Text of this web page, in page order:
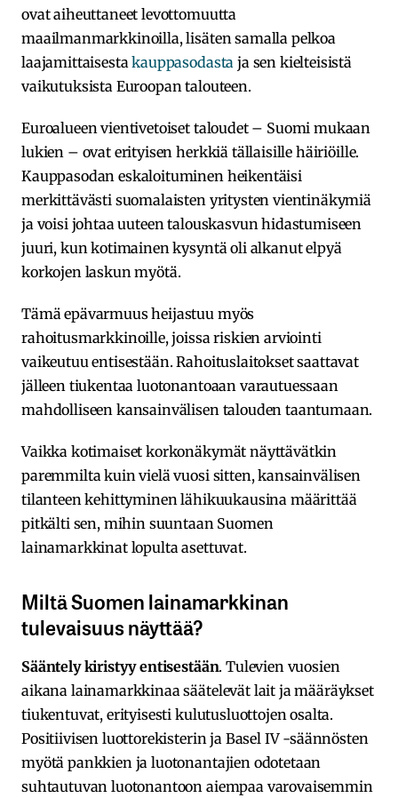
ovat aiheuttaneet levottomuutta
maailmanmarkkinoilla, lisäten samalla pelkoa
laajamittaisestakauppasodasta ja sen kielteisistä
vaikutuksista Euroopan talouteen.
Euroalueen vientivetoiset taloudet – Suomi mukaan
lukien – ovat erityisen herkkiä tällaisille häiriöille.
Kauppasodan eskaloituminen heikentäisi
merkittävästi suomalaisten yritysten vientinäkymiä
ja voisi johtaa uuteen talouskasvun hidastumiseen
juuri, kun kotimainen kysyntä oli alkanut elpyä
korkojen laskun myötä.
Tämä epävarmuus heijastuu myös
rahoitusmarkkinoille, joissa riskien arviointi
vaikeutuu entisestään. Rahoituslaitokset saattavat
jälleen tiukentaa luotonantoaan varautuessaan
mahdolliseen kansainvälisen talouden taantumaan.
Vaikka kotimaiset korkonäkymät näyttävätkin
paremmilta kuin vielä vuosi sitten, kansainvälisen
tilanteen kehittyminen lähikuukausina määrittää
pitkälti sen, mihin suuntaan Suomen
lainamarkkinat lopulta asettuvat.
Miltä Suomen lainamarkkinan
tulevaisuus näyttää?
Sääntely kiristyy entisestään. Tulevien vuosien
aikana lainamarkkinaa säätelevät lait ja määräykset
tiukentuvat, erityisesti kulutusluottojen osalta.
Positiivisen luottorekisterin ja Basel IV -säännösten
myötä pankkien ja luotonantajien odotetaan
suhtautuvan luotonantoon aiempaa varovaisemmin